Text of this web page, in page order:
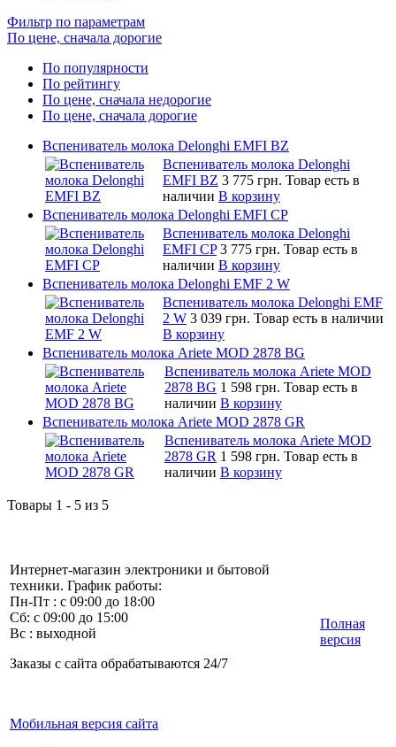
Фильтр по параметрам
По цене, сначала дорогие
По популярности
По рейтингу
По цене, сначала недорогие
По цене, сначала дорогие
Вспениватель молока Delonghi EMFI BZ
Вспениватель молока Delonghi
EMFI BZ 3 775 грн. Товар есть в
наличии В корзину
Вспениватель молока Delonghi EMFI CP
Вспениватель молока Delonghi
EMFI CP 3 775 грн. Товар есть в
наличии В корзину
Вспениватель молока Delonghi EMF 2 W
Вспениватель молока Delonghi EMF
2 W 3 039 грн. Товар есть в наличии
В корзину
Вспениватель молока Ariete MOD 2878 BG
Вспениватель молока Ariete MOD
2878 BG 1 598 грн. Товар есть в
наличии В корзину
Вспениватель молока Ariete MOD 2878 GR
Вспениватель молока Ariete MOD
2878 GR 1 598 грн. Товар есть в
наличии В корзину
Товары 1 - 5 из 5
Интернет-магазин электроники и бытовой
техники. График работы:
Пн-Пт : с 09:00 до 18:00
Сб: с 09:00 до 15:00
Вс : выходной
Заказы с сайта обрабатываются 24/7
Мобильная версия сайта
Полная
версия